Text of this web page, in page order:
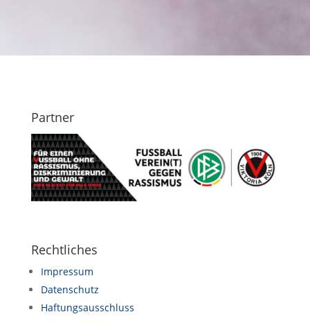
Partner
Rechtliches
Impressum
Datenschutz
Haftungsausschluss